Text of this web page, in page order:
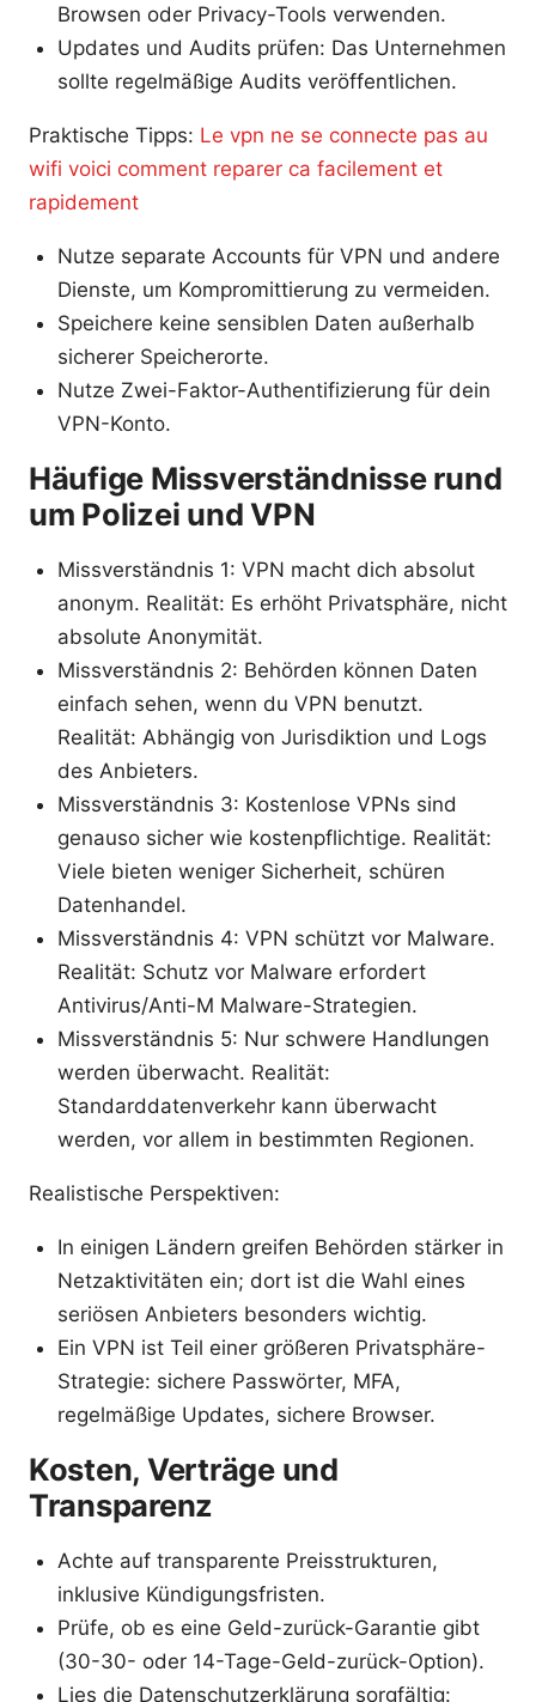
Browsen oder Privacy-Tools verwenden.
Updates und Audits prüfen: Das Unternehmen
sollte regelmäßige Audits veröffentlichen.
Praktische Tipps: Le vpn ne se connecte pas au
wifi voici comment reparer ca facilement et
rapidement
Nutze separate Accounts für VPN und andere
Dienste, um Kompromittierung zu vermeiden.
Speichere keine sensiblen Daten außerhalb
sicherer Speicherorte.
Nutze Zwei-Faktor-Authentifizierung für dein
VPN-Konto.
Häufige Missverständnisse rund
um Polizei und VPN
Missverständnis 1: VPN macht dich absolut
anonym. Realität: Es erhöht Privatsphäre, nicht
absolute Anonymität.
Missverständnis 2: Behörden können Daten
einfach sehen, wenn du VPN benutzt.
Realität: Abhängig von Jurisdiktion und Logs
des Anbieters.
Missverständnis 3: Kostenlose VPNs sind
genauso sicher wie kostenpflichtige. Realität:
Viele bieten weniger Sicherheit, schüren
Datenhandel.
Missverständnis 4: VPN schützt vor Malware.
Realität: Schutz vor Malware erfordert
Antivirus/Anti-M Malware-Strategien.
Missverständnis 5: Nur schwere Handlungen
werden überwacht. Realität:
Standarddatenverkehr kann überwacht
werden, vor allem in bestimmten Regionen.
Realistische Perspektiven:
In einigen Ländern greifen Behörden stärker in
Netzaktivitäten ein; dort ist die Wahl eines
seriösen Anbieters besonders wichtig.
Ein VPN ist Teil einer größeren Privatsphäre-
Strategie: sichere Passwörter, MFA,
regelmäßige Updates, sichere Browser.
Kosten, Verträge und
Transparenz
Achte auf transparente Preisstrukturen,
inklusive Kündigungsfristen.
Prüfe, ob es eine Geld-zurück-Garantie gibt
(30-30- oder 14-Tage-Geld-zurück-Option).
Lies die Datenschutzerklärung sorgfältig: